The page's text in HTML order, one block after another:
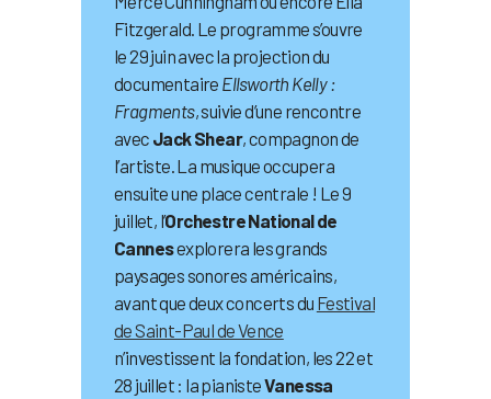
Fitzgerald. Le programme s’ouvre
le 29 juin avec la projection du
documentaire Ellsworth Kelly :
Fragments, suivie d’une rencontre
avec Jack Shear, compagnon de
l’artiste. La musique occupera
ensuite une place centrale ! Le 9
juillet, l’Orchestre National de
Cannesexplorera les grands
paysages sonores américains,
avant que deux concerts du Festival
de Saint-Paul de Vence
n’investissent la fondation, les 22 et
28 juillet : la pianisteVanessa